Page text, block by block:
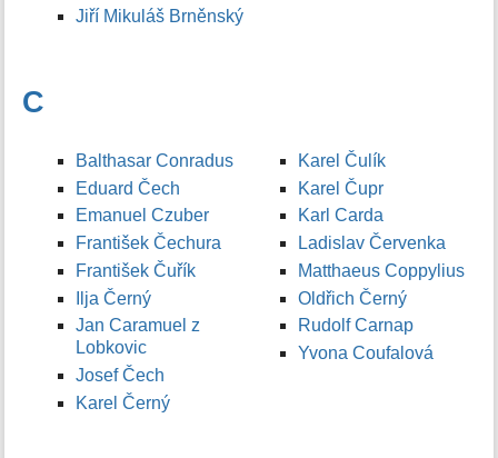
Jiří Mikuláš Brněnský
C
Balthasar Conradus
Eduard Čech
Emanuel Czuber
František Čechura
František Čuřík
Ilja Černý
Jan Caramuel z
Lobkovic
Josef Čech
Karel Černý
Karel Čulík
Karel Čupr
Karl Carda
Ladislav Červenka
Matthaeus Coppylius
Oldřich Černý
Rudolf Carnap
Yvona Coufalová